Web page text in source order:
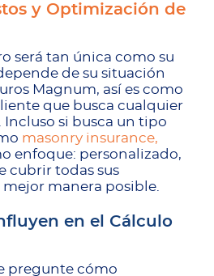
y Optimización de
será tan única como su
de su situación
Magnum, así es como
que busca cualquier
si busca un tipo
masonry insurance,
enfoque: personalizado,
cubrir todas sus
mejor manera posible.
en el Cálculo
pregunte cómo